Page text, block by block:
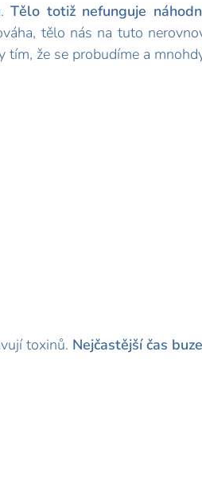
Tělo totiž nefunguje
tělo nás na tuto
tím, že se probudíme a
toxinů. Nejčastější čas